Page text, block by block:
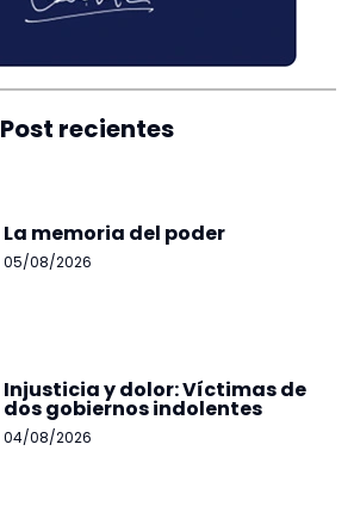
Post recientes
La memoria del poder
05/08/2026
Injusticia y dolor: Víctimas de
dos gobiernos indolentes
04/08/2026